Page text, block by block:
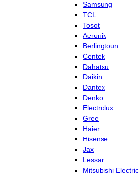
Samsung
TCL
Tosot
Aeronik
Berlingtoun
Centek
Dahatsu
Daikin
Dantex
Denko
Electrolux
Gree
Haier
Hisense
Jax
Lessar
Mitsubishi Electric